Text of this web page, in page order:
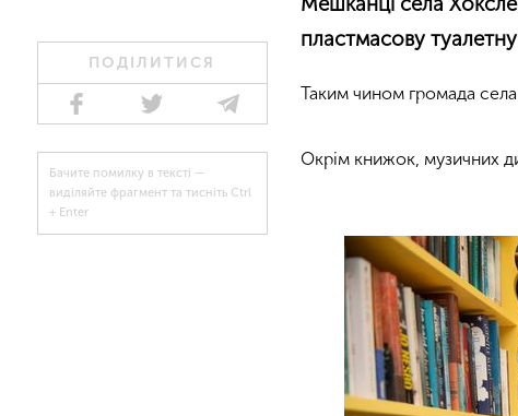
ПОДІЛИТИСЯ
Бачите помилку в тексті —
виділяйте фрагмент та тисніть Ctrl
+ Enter
пластмасову туалетну
Таким чином громада села
Окрім книжок, музичних